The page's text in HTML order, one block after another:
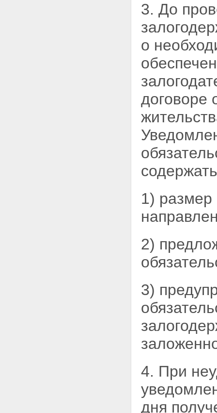
3. До
о
договоре
1) размер
2)
3)
4. При
дня